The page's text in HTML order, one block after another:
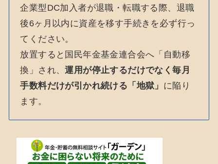
企業型DC加入者が退職・転職する際、退職
後6ヶ月以内に資産を移す手続きを必ず行っ
てください。
放置すると国民年金基金連合会へ「自動移
換」され、運用が停止するだけでなく毎月
手数料だけが引かれ続ける「地獄」 に陥り
ます。